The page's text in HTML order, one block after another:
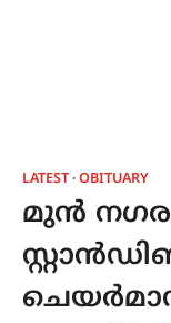
LATEST OBITUARY
മുൻ